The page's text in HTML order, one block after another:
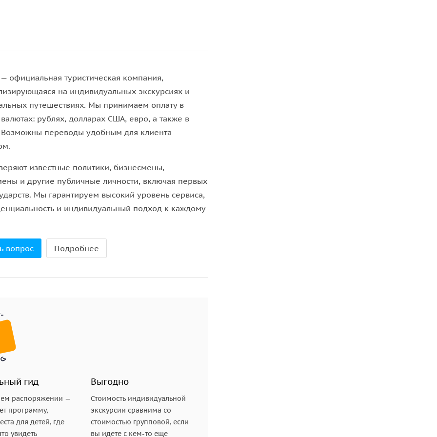
в воде, а мосты и исторические районы
вариант для романтического свидания,
стильную и полностью оборудованную для
включить любимую музыку или организовать
прогулки.
обстановке — яхта движется плавно, позволяя
Профессиональный капитан знает
лучшие кадры и какие места стоит увидеть
целей:
сердца;
можно выбирать маршрут, останавливаться для
города.
официальная туристическая компания,
на индивидуальных экскурсиях и
путешествиях. Мы принимаем оплату в
рублях, долларах США, евро, а также в
переводы удобным для клиента
известные политики, бизнесмены,
и другие публичные личности, включая первых
Мы гарантируем высокий уровень сервиса,
и индивидуальный подход к каждому
вопрос Подробнее
гид
распоряжении —
программу,
для детей, где
увидеть
Выгодно
Стоимость индивидуальной
экскурсии сравнима со
стоимостью групповой, если
вы идете с кем-то еще